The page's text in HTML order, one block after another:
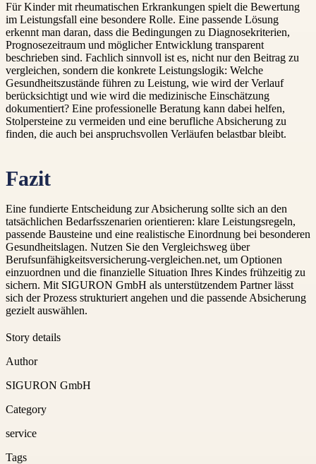
Für Kinder mit rheumatischen Erkrankungen spielt die Bewertung
im Leistungsfall eine besondere Rolle. Eine passende Lösung
erkennt man daran, dass die Bedingungen zu Diagnosekriterien,
Prognosezeitraum und möglicher Entwicklung transparent
beschrieben sind. Fachlich sinnvoll ist es, nicht nur den Beitrag zu
vergleichen, sondern die konkrete Leistungslogik: Welche
Gesundheitszustände führen zu Leistung, wie wird der Verlauf
berücksichtigt und wie wird die medizinische Einschätzung
dokumentiert? Eine professionelle Beratung kann dabei helfen,
Stolpersteine zu vermeiden und eine berufliche Absicherung zu
finden, die auch bei anspruchsvollen Verläufen belastbar bleibt.
Fazit
Eine fundierte Entscheidung zur Absicherung sollte sich an den
tatsächlichen Bedarfsszenarien orientieren: klare Leistungsregeln,
passende Bausteine und eine realistische Einordnung bei besonderen
Gesundheitslagen. Nutzen Sie den Vergleichsweg über
Berufsunfähigkeitsversicherung-vergleichen.net, um Optionen
einzuordnen und die finanzielle Situation Ihres Kindes frühzeitig zu
sichern. Mit SIGURON GmbH als unterstützendem Partner lässt
sich der Prozess strukturiert angehen und die passende Absicherung
gezielt auswählen.
Story details
Author
SIGURON GmbH
Category
service
Tags